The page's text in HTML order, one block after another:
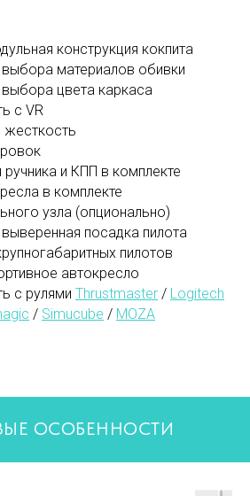
конструкция кокпита
материалов обивки
цвета каркаса
с VR
жесткость
ручника и КПП в комплекте
в комплекте
узла (опционально)
посадка пилота
пилотов
автокресло
с рулями Thrustmaster / Logitech
/ Simucube / MOZA
ОСОБЕННОСТИ